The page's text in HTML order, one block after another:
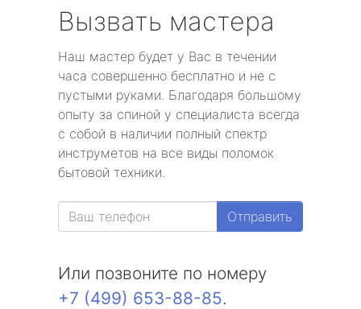
Вызвать мастера
Наш мастер будет у Вас в течении
часа совершенно бесплатно и не с
пустыми руками. Благодаря большому
опыту за спиной у специалиста всегда
с собой в наличии полный спектр
инструметов на все виды поломок
бытовой техники.
Отправить
Или позвоните по номеру
+7 (499) 653-88-85.